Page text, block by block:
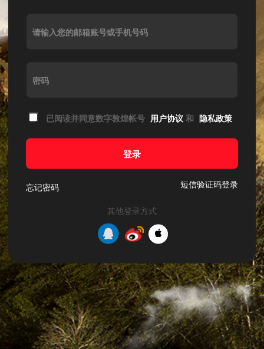
请输入您的邮箱账号或手机号码
密码
已阅读并同意数字敦煌帐号 用户协议 和 隐私政策
登录
忘记密码 短信验证码登录
其他登录方式